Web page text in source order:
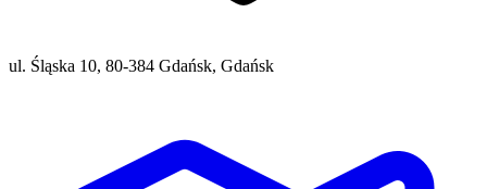
ul. Śląska 10, 80-384 Gdańsk, Gdańsk